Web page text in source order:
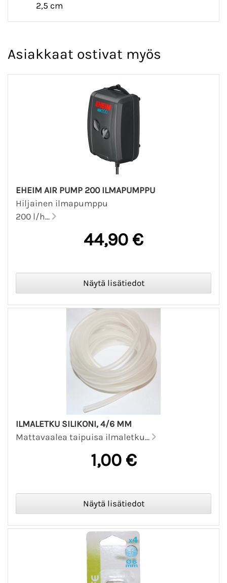
2,5 cm
Asiakkaat ostivat myös
EHEIM AIR PUMP 200 ILMAPUMPPU
Hiljainen ilmapumppu
200 l/h...
44,90 €
ILMALETKU SILIKONI, 4/6 MM
Mattavaalea taipuisa ilmaletku...
1,00 €